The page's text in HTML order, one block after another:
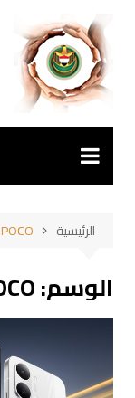
المحتوى
الرئيسية POCO
الوسم: